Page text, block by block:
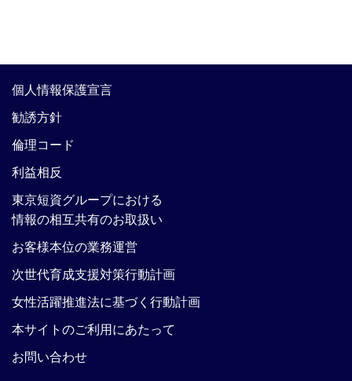
個人情報保護宣言
勧誘方針
倫理コード
利益相反
東京短資グループにおける
情報の相互共有のお取扱い
お客様本位の業務運営
次世代育成支援対策行動計画
女性活躍推進法に基づく行動計画
本サイトのご利用にあたって
お問い合わせ